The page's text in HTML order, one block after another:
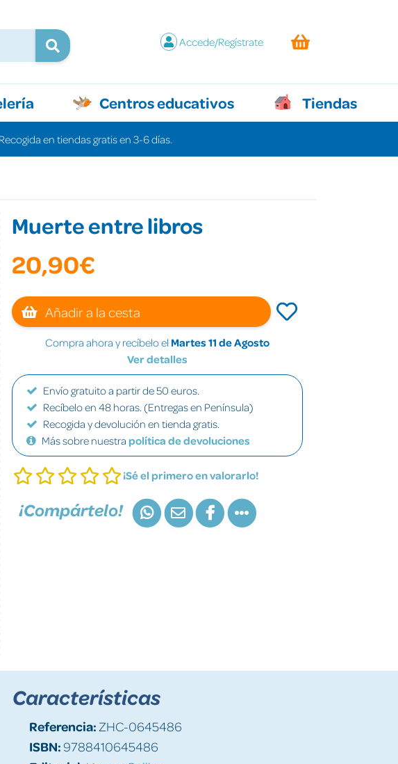
Accede/Regístrate
Centros educativos Tiendas
en tiendas gratis en 3-6 días.
Muerte entre libros
20,90€
Añadir a la cesta
Compra ahora y recíbelo el Martes 11 de Agosto
Ver detalles
Envío gratuito a partir de 50 euros.
Recíbelo en 48 horas. (Entregas en Península)
Recogida y devolución en tienda gratis.
Más sobre nuestra política de devoluciones
¡Sé el primero en valorarlo!
¡Compártelo!
Características
Referencia: ZHC-0645486
ISBN:9788410645486